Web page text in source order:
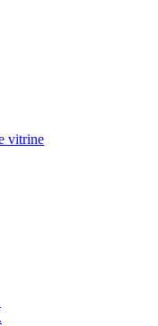
vitrine